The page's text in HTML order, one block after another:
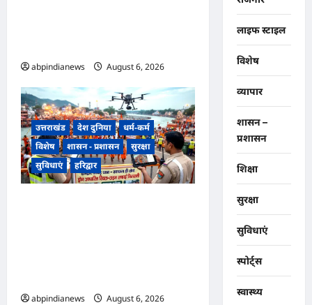
abpindianews August 6, 2026
उत्तराखंड देश दुनिया
धर्म-कर्म
विशेष
शासन - प्रशासन
सुरक्षा
सुविधाएं
हरिद्वार
abpindianews August 6, 2026
लाइफ स्टाइल
विशेष
व्यापार
शासन –
प्रशासन
शिक्षा
सुरक्षा
सुविधाएं
स्पोर्ट्स
स्वास्थ्य